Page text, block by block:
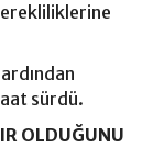
sürdü.
OLDUĞUNU